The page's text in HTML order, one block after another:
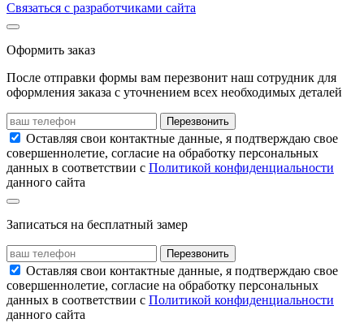
Связаться с разработчиками сайта
Оформить заказ
После отправки формы вам перезвонит наш сотрудник для
оформления заказа с уточнением всех необходимых деталей
Перезвонить
Оставляя свои контактные данные, я подтверждаю свое
совершеннолетие, согласие на обработку персональных
данных в соответствии с Политикой конфиденциальности
данного сайта
Записаться на бесплатный замер
Перезвонить
Оставляя свои контактные данные, я подтверждаю свое
совершеннолетие, согласие на обработку персональных
данных в соответствии с Политикой конфиденциальности
данного сайта